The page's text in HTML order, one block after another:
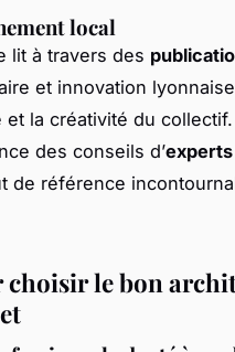
local
lit à travers des
et innovation
la créativité du collectif.
des conseils d’
de référence
le bon